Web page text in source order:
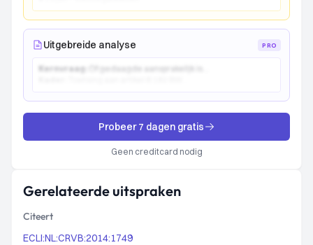
Uitgebreide analyse PRO
Kernvraag:
Probeer 7 dagen gratis
Geen creditcard nodig
Gerelateerde uitspraken
Citeert
ECLI:NL:CRVB:2014:1749